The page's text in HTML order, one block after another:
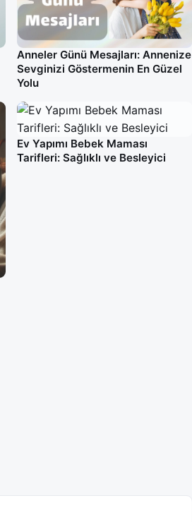
Anneler Günü Mesajları: Annenize
Sevginizi Göstermenin En Güzel
Yolu
Ev Yapımı Bebek Maması
Tarifleri: Sağlıklı ve Besleyici